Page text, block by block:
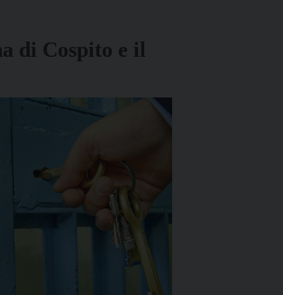
di Cospito e il